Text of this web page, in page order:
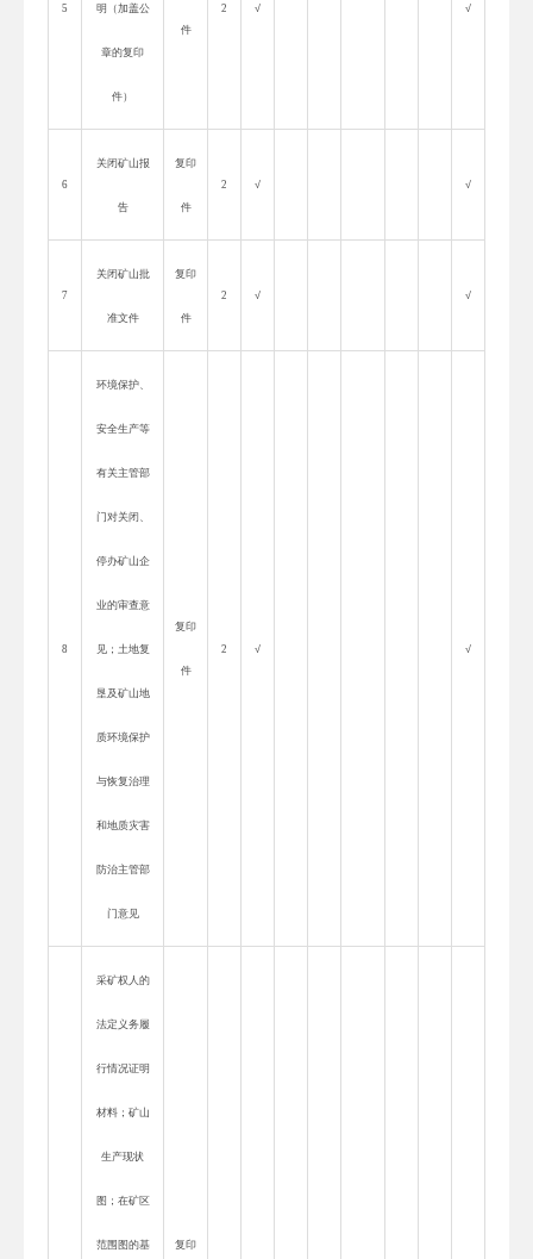
5 明（加盖公
章的复印
件）
件
2 √ √
6
关闭矿山报
告
复印
件
2 √ √
7
关闭矿山批
准文件
复印
件
2 √ √
8
环境保护、
安全生产等
有关主管部
门对关闭、
停办矿山企
业的审查意
见；土地复
垦及矿山地
质环境保护
与恢复治理
和地质灾害
防治主管部
门意见
复印
件
2 √ √
采矿权人的
法定义务履
行情况证明
材料；矿山
生产现状
图；在矿区
范围图的基 复印